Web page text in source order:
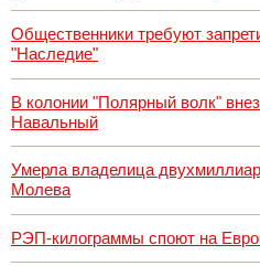
Общественники требуют
"Наследие"
В колонии "Полярный волк"
Навальный
Умерла владелица
Молева
РЭП-килограммы споют на